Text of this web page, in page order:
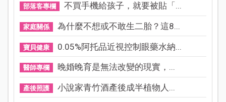
部落客專欄 不買手機給孩子，就要被貼「...
家庭關係 為什麼不想或不敢生二胎？這8...
寶貝健康 0.05%阿托品近視控制眼藥水納...
醫師專欄 晚婚晚育是無法改變的現實，...
產後照護 小說家青竹酒產後成半植物人...